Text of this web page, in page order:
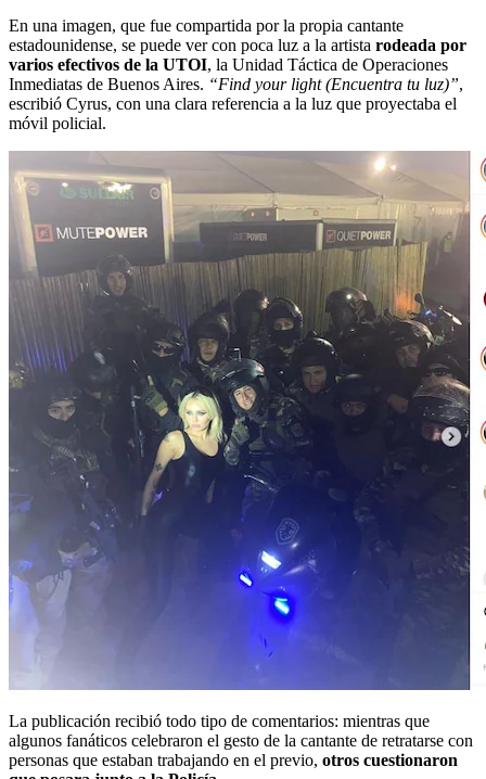
En una imagen, que fue compartida por la propia cantante
estadounidense, se puede ver con poca luz a la artista rodeada por
varios efectivos de la UTOI, la Unidad Táctica de Operaciones
Inmediatas de Buenos Aires. “Find your light (Encuentra tu luz)”,
escribió Cyrus, con una clara referencia a la luz que proyectaba el
móvil policial.
La publicación recibió todo tipo de comentarios: mientras que
algunos fanáticos celebraron el gesto de la cantante de retratarse con
personas que estaban trabajando en el previo, otros cuestionaron